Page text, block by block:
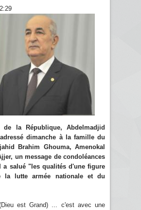
de la République, Abdelmadjid
dimanche à la famille du
Brahim Ghouma, Amenokal
un message de condoléances
a salué "les qualités d'une figure
la lutte armée nationale et du
est Grand) ... c'est avec une